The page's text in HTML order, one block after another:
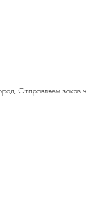
Отправляем заказ